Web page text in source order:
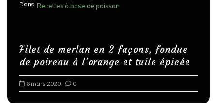
Dans Recettes à base de poisson
Filet de merlan en 2 façons, fondue
de poireau à l’orange et tuile épicée
6 mars 2020 0